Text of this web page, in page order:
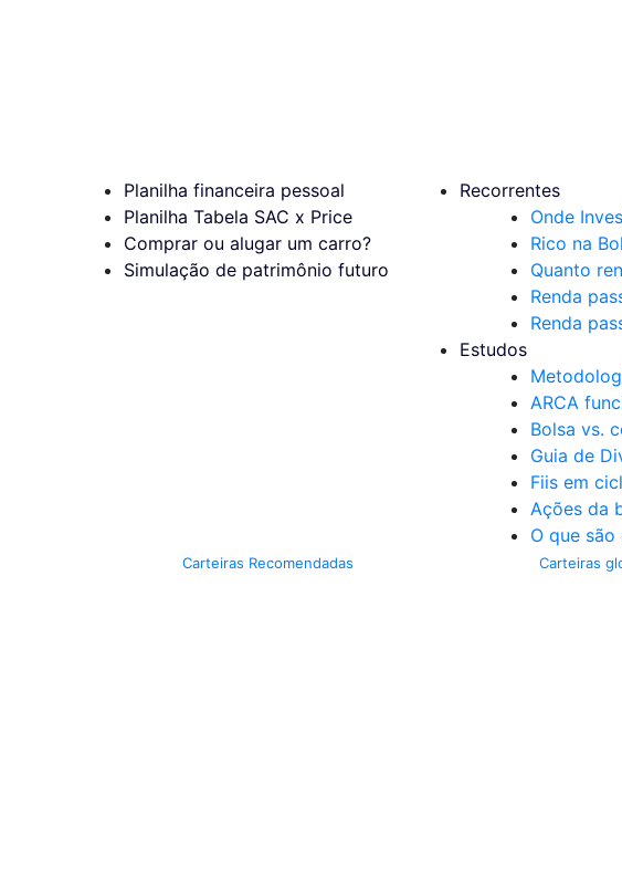
Planilha financeira pessoal
Planilha Tabela SAC x Price
Comprar ou alugar um carro?
Simulação de patrimônio futuro
Recorrentes
Onde
Rico na
Quanto
Renda
Renda
Estudos
ARCA
Bolsa vs.
Guia de
Fiis em
Ações da
O que são
Carteiras Recomendadas Carteiras